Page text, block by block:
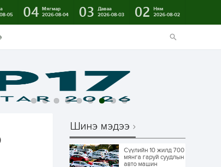
05
04 Мягмар
2026-08-04
03
Даваа
2026-08-03
02
Ням
2026-08-02
Шинэ мэдээ
Сүүлийн 10 жилд 700
мянга гаруй суудлын
авто машин